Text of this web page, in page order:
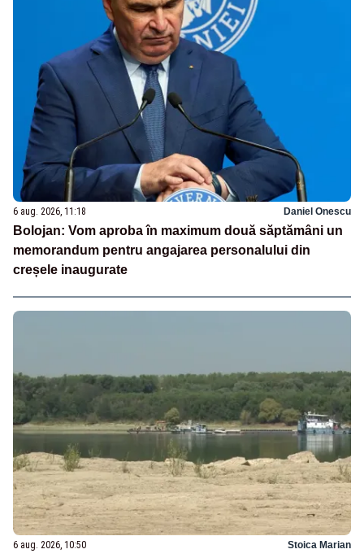
6 aug. 2026, 11:18 Daniel Onescu
Bolojan: Vom aproba în maximum două săptămâni un
memorandum pentru angajarea personalului din
creșele inaugurate
6 aug. 2026, 10:50 Stoica Marian